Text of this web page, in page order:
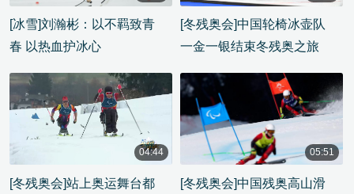
[冰雪]刘瀚彬：以不羁致青
春 以热血护冰心
[冬残奥会]中国轮椅冰壶队
一金一银结束冬残奥之旅
04:44
[冬残奥会]站上奥运舞台都
05:51
[冬残奥会]中国残奥高山滑